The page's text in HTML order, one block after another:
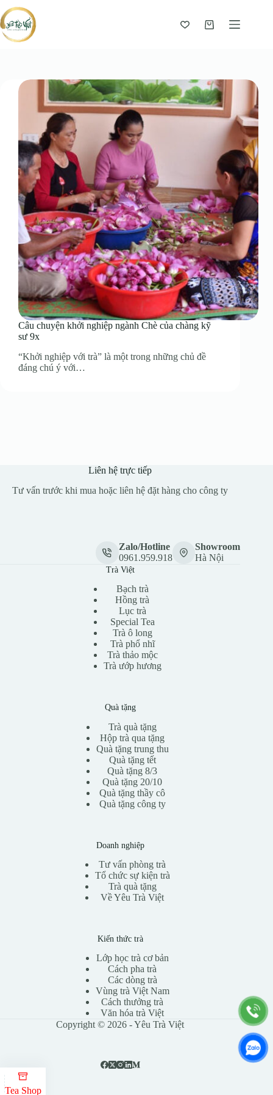
Giỏ
Câu chuyện khởi nghiệp ngành Chè của chàng kỹ
sư 9x
“Khởi nghiệp với trà” là một trong những chủ đề
đáng chú ý với…
Liên hệ trực tiếp
Tư vấn trước khi mua hoặc liên hệ đặt hàng cho công ty
Zalo/Hotline
0961.959.918
Showroom
Hà Nội
Trà Việt
Bạch trà
Hồng trà
Lục trà
Special Tea
Trà ô long
Trà phổ nhĩ
Trà thảo mộc
Trà ướp hương
Quà tặng
Trà quà tặng
Hộp trà qua tặng
Quà tặng trung thu
Quà tặng tết
Quà tặng 8/3
Quà tặng 20/10
Quà tặng thầy cô
Quà tặng công ty
Doanh nghiệp
Tư vấn phòng trà
Tổ chức sự kiện trà
Trà quà tặng
Về Yêu Trà Việt
Kiến thức trà
Lớp học trà cơ bản
Cách pha trà
Các dòng trà
Vùng trà Việt Nam
Cách thưởng trà
Văn hóa trà Việt
Copyright © 2026 - Yêu Trà Việt
Tea Shop